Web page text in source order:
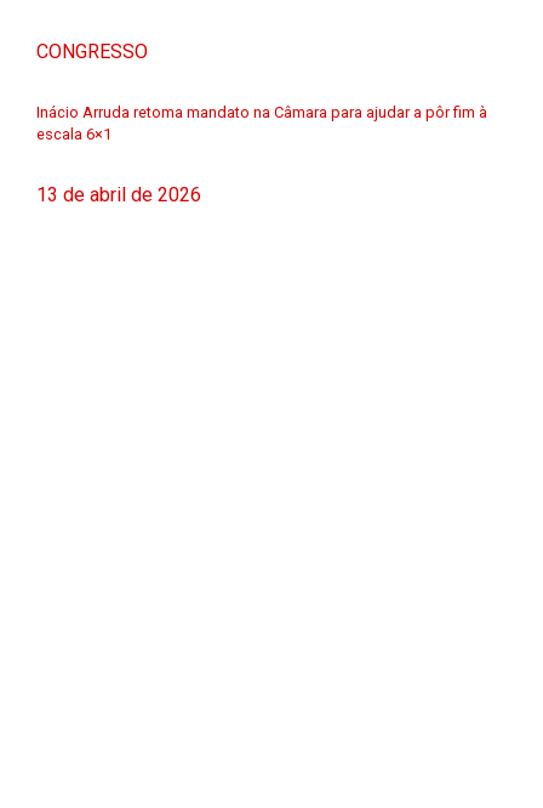
CONGRESSO
Inácio Arruda retoma mandato na Câmara para ajudar a pôr fim à
escala 6×1
13 de abril de 2026